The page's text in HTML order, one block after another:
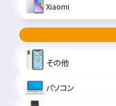
Xiaomi
その他
パソコン